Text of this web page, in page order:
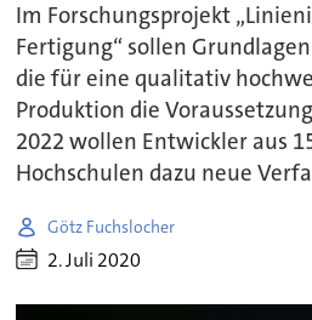
Im Forschungsprojekt
Fertigung“ sollen
die für eine qualitativ
Produktion die
2022 wollen Entwickler aus
Hochschulen dazu neue
Götz Fuchslocher
2. Juli 2020